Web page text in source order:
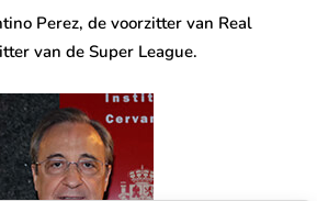
Perez, de voorzitter van Real
van de Super League.